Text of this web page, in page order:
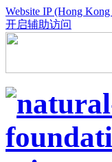
Website IP (Hong
开启辅助访问